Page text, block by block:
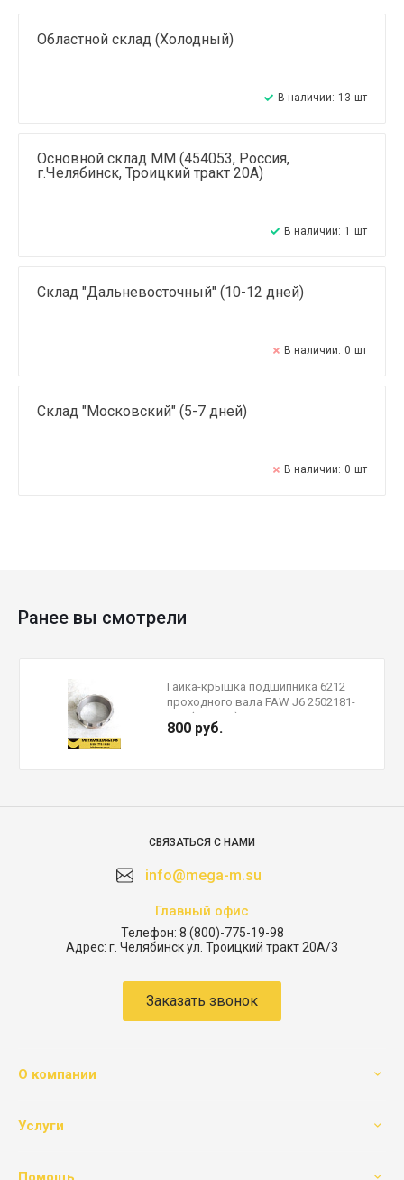
Областной склад (Холодный)
В наличии: 13 шт
Основной склад ММ (454053, Россия,
г.Челябинск, Троицкий тракт 20А)
В наличии: 1 шт
Склад "Дальневосточный" (10-12 дней)
В наличии: 0 шт
Склад "Московский" (5-7 дней)
В наличии: 0 шт
Ранее вы смотрели
Гайка-крышка подшипника 6212
проходного вала FAW J6 2502181-
A0E (М115х2)
800 руб.
СВЯЗАТЬСЯ С НАМИ
info@mega-m.su
Главный офис
Телефон: 8 (800)-775-19-98
Адрес: г. Челябинск ул. Троицкий тракт 20А/3
Заказать звонок
О компании
Услуги